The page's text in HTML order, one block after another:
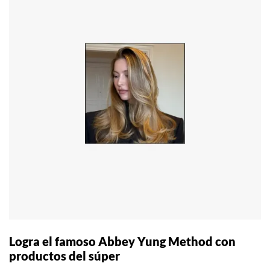
Logra el famoso Abbey Yung Method con
productos del súper